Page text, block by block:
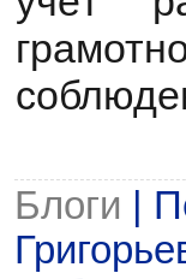
Блоги |